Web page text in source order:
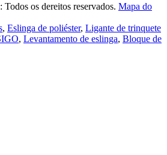
os dereitos reservados. Mapa do
, Eslinga de poliéster, Ligante de trinquete
, Levantamento de eslinga, Bloque de